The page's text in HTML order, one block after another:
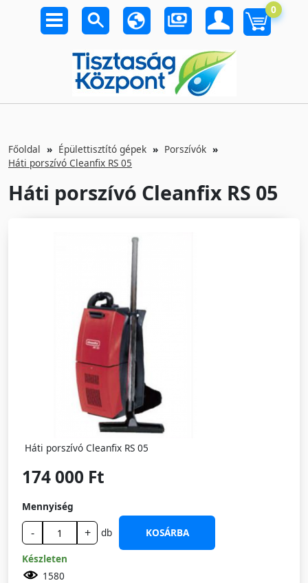
0
Főoldal Épülettisztító gépek
Porszívók
Háti porszívó Cleanfix RS 05
Háti porszívó Cleanfix RS 05
Háti porszívó Cleanfix RS 05
174 000 Ft
Mennyiség
- + db
KOSÁRBA
Készleten
1580